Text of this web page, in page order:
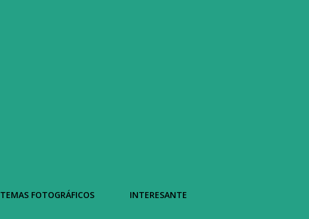
TEMAS FOTOGRÁFICOS INTERESANTE